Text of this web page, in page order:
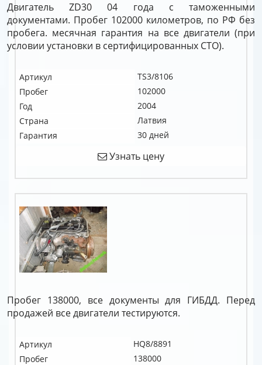
Двигатель ZD30 04 года с таможенными
документами. Пробег 102000 километров, по РФ без
пробега. месячная гарантия на все двигатели (при
условии установки в сертифицированных СТО).
Артикул
TS3/8106
Пробег
102000
Год
2004
Страна
Латвия
Гарантия
30 дней
Узнать цену
Пробег 138000, все документы для ГИБДД. Перед
продажей все двигатели тестируются.
Артикул
HQ8/8891
Пробег
138000